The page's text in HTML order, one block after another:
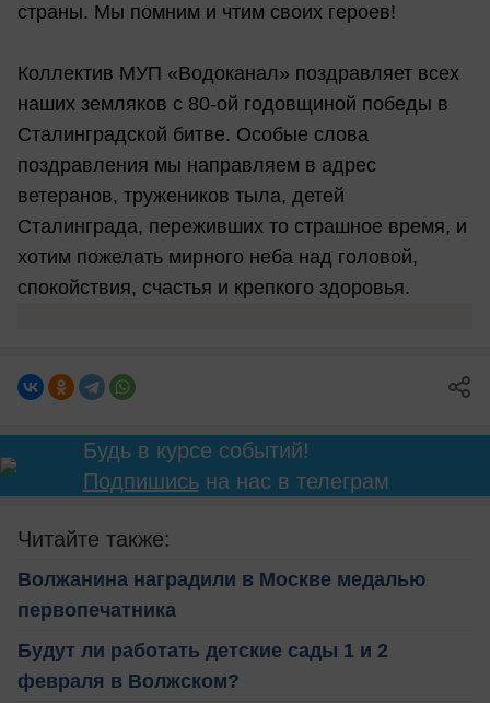
страны. Мы помним и чтим своих героев!
Коллектив МУП «Водоканал» поздравляет всех
наших земляков с 80-ой годовщиной победы в
Сталинградской битве. Особые слова
поздравления мы направляем в адрес
ветеранов, тружеников тыла, детей
Сталинграда, переживших то страшное время, и
хотим пожелать мирного неба над головой,
спокойствия, счастья и крепкого здоровья.
Будь в курсе событий!
Подпишисьна нас в телеграм
Читайте также:
Волжанина наградили в Москве медалью
первопечатника
Будут ли работать детские сады 1 и 2
февраля в Волжском?